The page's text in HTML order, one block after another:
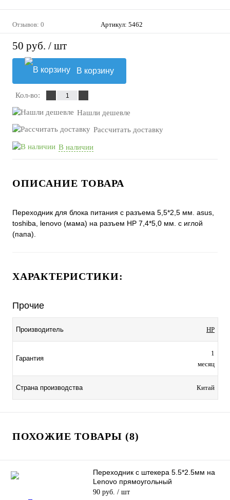
Отзывов: 0 Артикул: 5462
50 руб. / шт
В корзину
Кол-во:
Нашли дешевле
Рассчитать доставку
В наличии
ОПИСАНИЕ ТОВАРА
Переходник для блока питания с разъема 5,5*2,5 мм. asus,
toshiba, lenovo (мама) на разъем HP 7,4*5,0 мм. с иглой
(папа).
ХАРАКТЕРИСТИКИ:
Прочие
Производитель HP
Гарантия
1
месяц
Страна производства Китай
ПОХОЖИЕ ТОВАРЫ (8)
Переходник с штекера 5.5*2.5мм на
Lenovo прямоугольный
90 руб. / шт